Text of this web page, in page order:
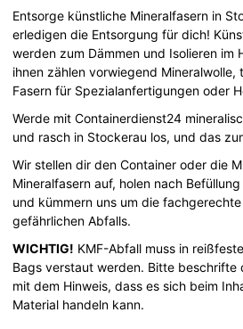
Entsorge künstliche Mineralfasern in
erledigen die Entsorgung für dich!
werden zum Dämmen und Isolieren im
ihnen zählen vorwiegend Mineralwolle,
Fasern für Spezialanfertigungen oder
Werde mit Containerdienst24
und rasch in Stockerau los, und das
Wir stellen dir den Container oder die
Mineralfasern auf, holen nach
und kümmern uns um die
gefährlichen Abfalls.
WICHTIG! KMF-Abfall muss in
Bags verstaut werden. Bitte beschrifte
mit dem Hinweis, dass es sich beim
Material handeln kann.